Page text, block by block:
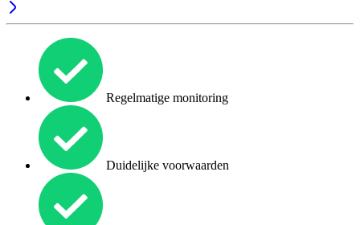
Regelmatige monitoring
Duidelijke voorwaarden